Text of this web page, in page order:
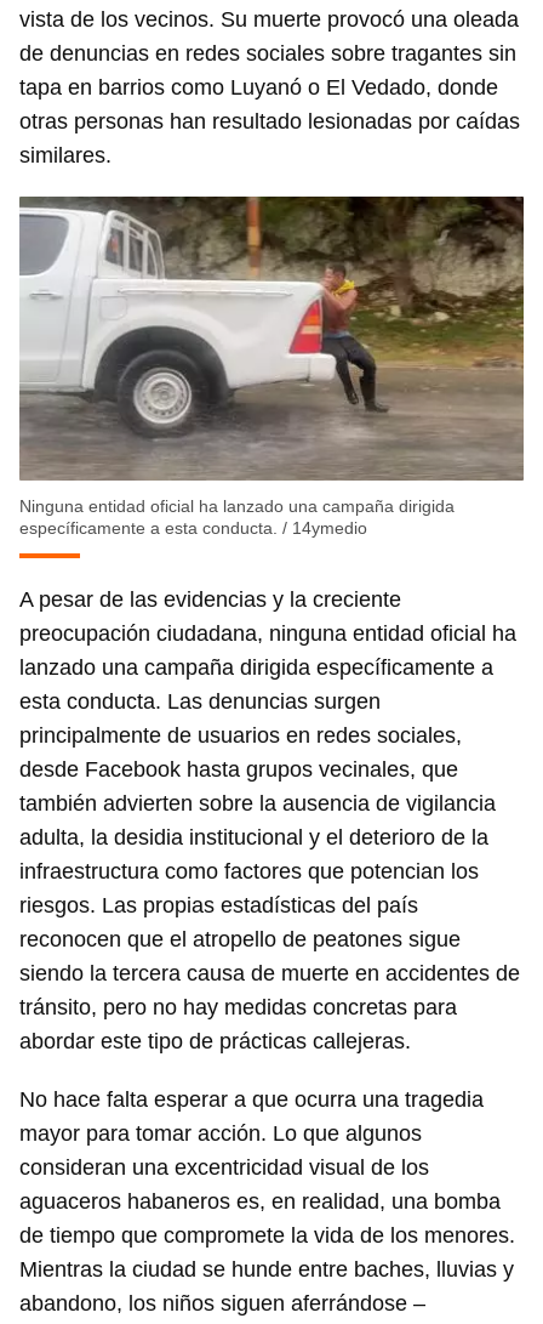
Para poder guardar como favorito, primero has de
iniciar sesión con tu cuenta de 14ymedio.
INICIAR SESIÓN CANCELAR
vista de los vecinos. Su muerte provocó una oleada
de denuncias en redes sociales sobre tragantes sin
tapa en barrios como Luyanó o El Vedado, donde
otras personas han resultado lesionadas por caídas
similares.
Ninguna entidad oficial ha lanzado una campaña dirigida
específicamente a esta conducta. / 14ymedio
A pesar de las evidencias y la creciente
preocupación ciudadana, ninguna entidad oficial ha
lanzado una campaña dirigida específicamente a
esta conducta. Las denuncias surgen
principalmente de usuarios en redes sociales,
desde Facebook hasta grupos vecinales, que
también advierten sobre la ausencia de vigilancia
adulta, la desidia institucional y el deterioro de la
infraestructura como factores que potencian los
riesgos. Las propias estadísticas del país
reconocen que el atropello de peatones sigue
siendo la tercera causa de muerte en accidentes de
tránsito, pero no hay medidas concretas para
abordar este tipo de prácticas callejeras.
No hace falta esperar a que ocurra una tragedia
mayor para tomar acción. Lo que algunos
consideran una excentricidad visual de los
aguaceros habaneros es, en realidad, una bomba
de tiempo que compromete la vida de los menores.
Mientras la ciudad se hunde entre baches, lluvias y
abandono, los niños siguen aferrándose –